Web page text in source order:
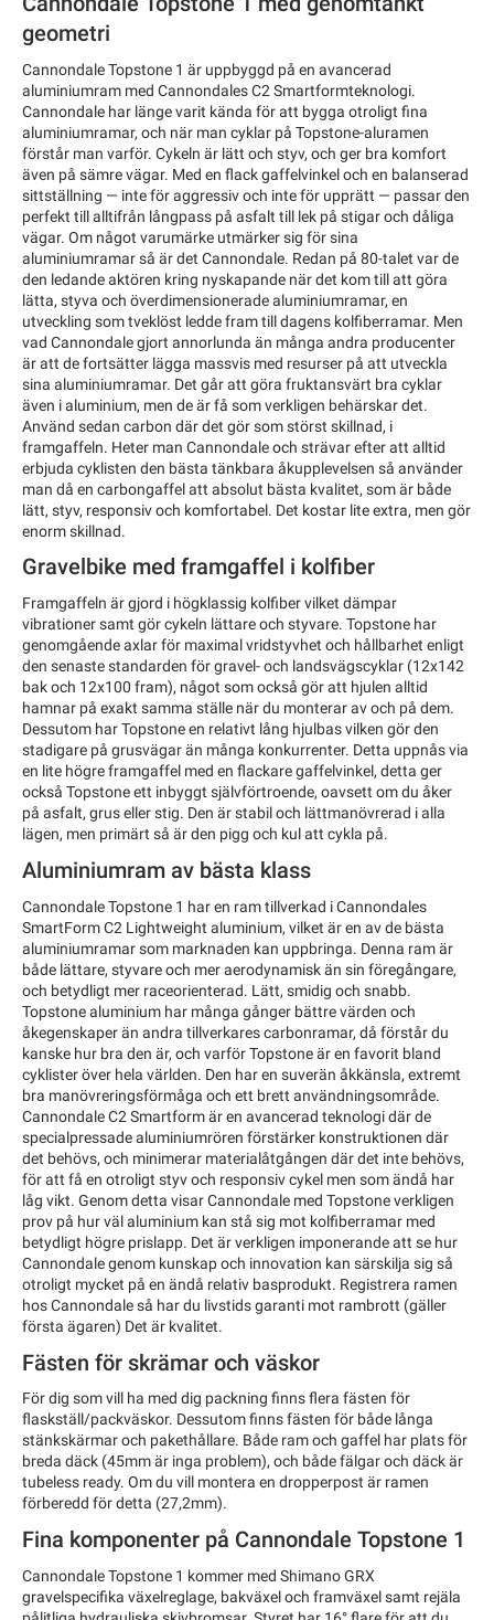
geometri
Cannondale Topstone 1 är uppbyggd på en avancerad
aluminiumram med Cannondales C2 Smartformteknologi.
Cannondale har länge varit kända för att bygga otroligt fina
aluminiumramar, och när man cyklar på Topstone-aluramen
förstår man varför. Cykeln är lätt och styv, och ger bra komfort
även på sämre vägar. Med en flack gaffelvinkel och en balanserad
sittställning — inte för aggressiv och inte för upprätt — passar den
perfekt till alltifrån långpass på asfalt till lek på stigar och dåliga
vägar. Om något varumärke utmärker sig för sina
aluminiumramar så är det Cannondale. Redan på 80-talet var de
den ledande aktören kring nyskapande när det kom till att göra
lätta, styva och överdimensionerade aluminiumramar, en
utveckling som tveklöst ledde fram till dagens kolfiberramar. Men
vad Cannondale gjort annorlunda än många andra producenter
är att de fortsätter lägga massvis med resurser på att utveckla
sina aluminiumramar. Det går att göra fruktansvärt bra cyklar
även i aluminium, men de är få som verkligen behärskar det.
Använd sedan carbon där det gör som störst skillnad, i
framgaffeln. Heter man Cannondale och strävar efter att alltid
erbjuda cyklisten den bästa tänkbara åkupplevelsen så använder
man då en carbongaffel att absolut bästa kvalitet, som är både
lätt, styv, responsiv och komfortabel. Det kostar lite extra, men gör
enorm skillnad.
Gravelbike med framgaffel i kolfiber
Framgaffeln är gjord i högklassig kolfiber vilket dämpar
vibrationer samt gör cykeln lättare och styvare. Topstone har
genomgående axlar för maximal vridstyvhet och hållbarhet enligt
den senaste standarden för gravel- och landsvägscyklar (12x142
bak och 12x100 fram), något som också gör att hjulen alltid
hamnar på exakt samma ställe när du monterar av och på dem.
Dessutom har Topstone en relativt lång hjulbas vilken gör den
stadigare på grusvägar än många konkurrenter. Detta uppnås via
en lite högre framgaffel med en flackare gaffelvinkel, detta ger
också Topstone ett inbyggt självförtroende, oavsett om du åker
på asfalt, grus eller stig. Den är stabil och lättmanövrerad i alla
lägen, men primärt så är den pigg och kul att cykla på.
Aluminiumram av bästa klass
Cannondale Topstone 1 har en ram tillverkad i Cannondales
SmartForm C2 Lightweight aluminium, vilket är en av de bästa
aluminiumramar som marknaden kan uppbringa. Denna ram är
både lättare, styvare och mer aerodynamisk än sin föregångare,
och betydligt mer raceorienterad. Lätt, smidig och snabb.
Topstone aluminium har många gånger bättre värden och
åkegenskaper än andra tillverkares carbonramar, då förstår du
kanske hur bra den är, och varför Topstone är en favorit bland
cyklister över hela världen. Den har en suverän åkkänsla, extremt
bra manövreringsförmåga och ett brett användningsområde.
Cannondale C2 Smartform är en avancerad teknologi där de
specialpressade aluminiumrören förstärker konstruktionen där
det behövs, och minimerar materialåtgången där det inte behövs,
för att få en otroligt styv och responsiv cykel men som ändå har
låg vikt. Genom detta visar Cannondale med Topstone verkligen
prov på hur väl aluminium kan stå sig mot kolfiberramar med
betydligt högre prislapp. Det är verkligen imponerande att se hur
Cannondale genom kunskap och innovation kan särskilja sig så
otroligt mycket på en ändå relativ basprodukt. Registrera ramen
hos Cannondale så har du livstids garanti mot rambrott (gäller
första ägaren) Det är kvalitet.
Fästen för skrämar och väskor
För dig som vill ha med dig packning finns flera fästen för
flaskställ/packväskor. Dessutom finns fästen för både långa
stänkskärmar och pakethållare. Både ram och gaffel har plats för
breda däck (45mm är inga problem), och både fälgar och däck är
tubeless ready. Om du vill montera en dropperpost är ramen
förberedd för detta (27,2mm).
Fina komponenter på Cannondale Topstone 1
Cannondale Topstone 1 kommer med Shimano GRX
gravelspecifika växelreglage, bakväxel och framväxel samt rejäla